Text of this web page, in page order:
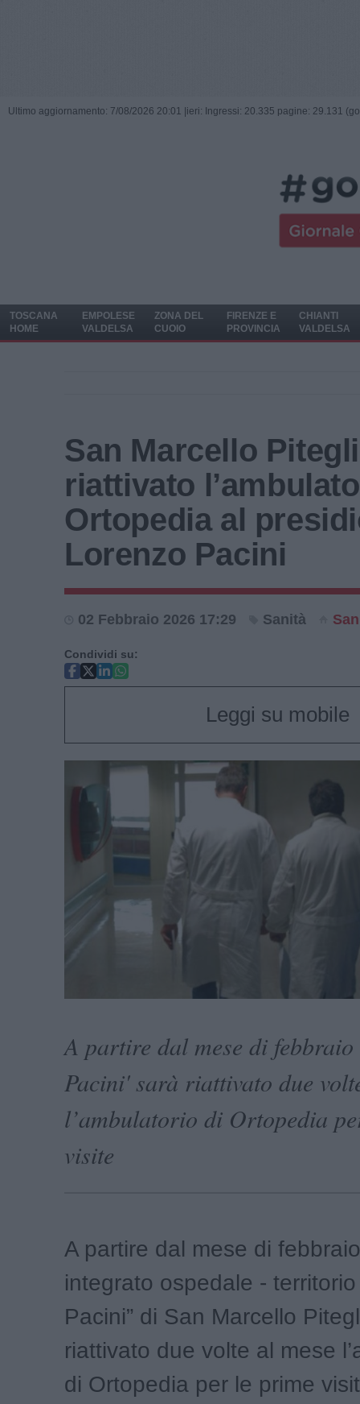
Ultimo aggiornamento: 7/08/2026 20:01 | ieri: Ingressi: 20.335 pagine: 29.131
TOSCANA
HOME
EMPOLESE
VALDELSA
ZONA DEL
CUOIO
FIRENZE E
PROVINCIA
CHIANTI
VALDELSA
San Marcello
riattivato
Ortopedia al
Lorenzo Pacini
02 Febbraio 2026 17:29 Sanità
Condividi su:
Leggi su mobile
A partire dal mese di
Pacini' sarà riattivato due
l’ambulatorio di Ortopedia
visite
A partire dal mese di
integrato ospedale - territorio
Pacini” di San Marcello
riattivato due volte al mese
di Ortopedia per le prime